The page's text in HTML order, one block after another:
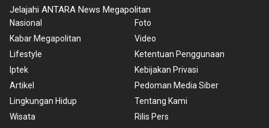
Jelajahi ANTARA News Megapolitan
Nasional
Kabar Megapolitan
Lifestyle
Iptek
Artikel
Lingkungan Hidup
Wisata
Foto
Video
Ketentuan Penggunaan
Kebijakan Privasi
Pedoman Media Siber
Tentang Kami
Rilis Pers